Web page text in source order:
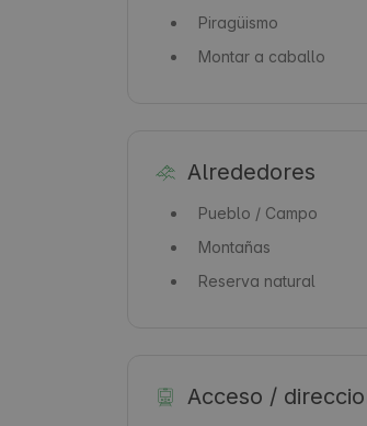
Piragüismo
Montar a caballo
Alrededores
Pueblo / Campo
Montañas
Reserva natural
Acceso /